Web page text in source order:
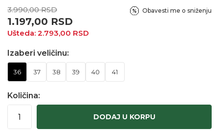
3.990,00 RSD
1.197,00 RSD
Ušteda: 2.793,00 RSD
Obavesti me o sniženju
Izaberi veličinu:
36 37 38 39 40 41
Količina:
DODAJ U KORPU